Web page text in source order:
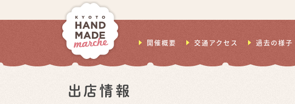
開催概要 交通アクセス 過去の様子
出店情報